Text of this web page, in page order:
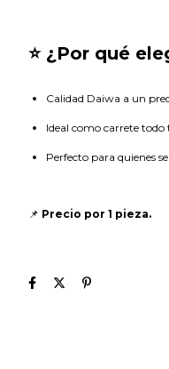
⭐ ¿Por qué
Calidad Daiwa a un
Ideal como carrete todo
Perfecto para quienes
📌 Precio por 1 pieza.